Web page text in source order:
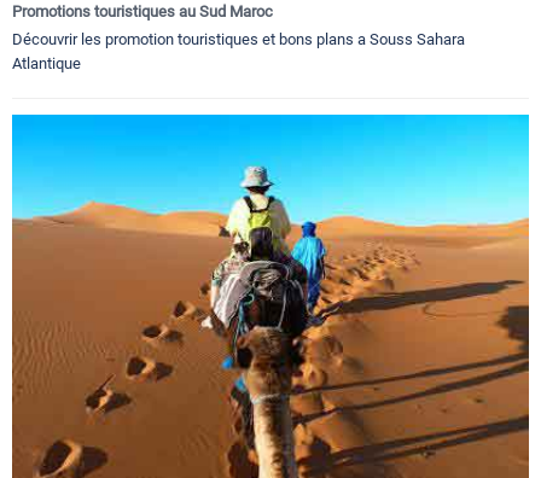
Promotions touristiques au Sud Maroc
Découvrir les promotion touristiques et bons plans a Souss Sahara
Atlantique